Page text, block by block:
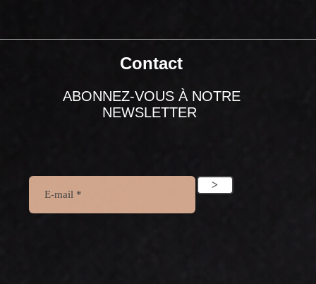
Contact
ABONNEZ-VOUS À NOTRE
NEWSLETTER
>